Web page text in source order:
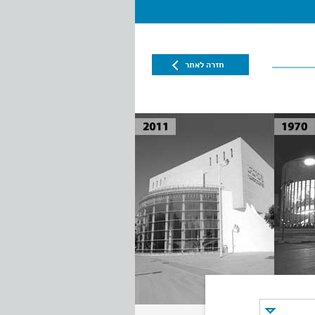
חזרה לאתר